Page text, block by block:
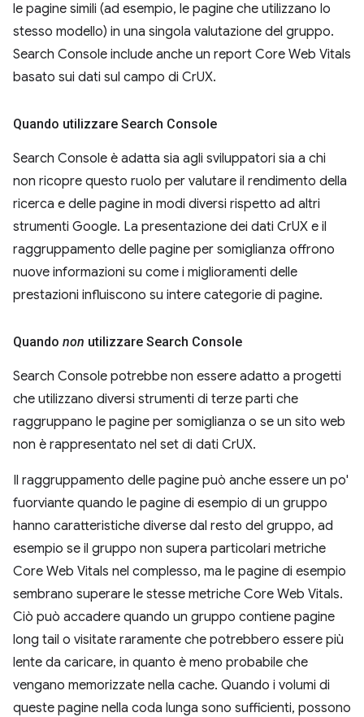
le pagine simili (ad esempio, le pagine che utilizzano lo
stesso modello) in una singola valutazione del gruppo.
Search Console include anche un report Core Web Vitals
basato sui dati sul campo di CrUX.
Quando utilizzare Search Console
Search Console è adatta sia agli sviluppatori sia a chi
non ricopre questo ruolo per valutare il rendimento della
ricerca e delle pagine in modi diversi rispetto ad altri
strumenti Google. La presentazione dei dati CrUX e il
raggruppamento delle pagine per somiglianza offrono
nuove informazioni su come i miglioramenti delle
prestazioni influiscono su intere categorie di pagine.
Quando non utilizzare Search Console
Search Console potrebbe non essere adatto a progetti
che utilizzano diversi strumenti di terze parti che
raggruppano le pagine per somiglianza o se un sito web
non è rappresentato nel set di dati CrUX.
Il raggruppamento delle pagine può anche essere un po'
fuorviante quando le pagine di esempio di un gruppo
hanno caratteristiche diverse dal resto del gruppo, ad
esempio se il gruppo non supera particolari metriche
Core Web Vitals nel complesso, ma le pagine di esempio
sembrano superare le stesse metriche Core Web Vitals.
Ciò può accadere quando un gruppo contiene pagine
long tail o visitate raramente che potrebbero essere più
lente da caricare, in quanto è meno probabile che
vengano memorizzate nella cache. Quando i volumi di
queste pagine nella coda lunga sono sufficienti, possono